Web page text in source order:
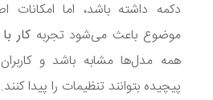
دکمه داشته باشد، اما
موضوع باعث می‌شود تجربهکار
همه مدل‌ها مشابه باشد و
پیچیده بتوانند تنظیمات را پیدا کنند.